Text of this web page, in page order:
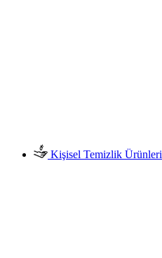
Kişisel Temizlik Ürünleri